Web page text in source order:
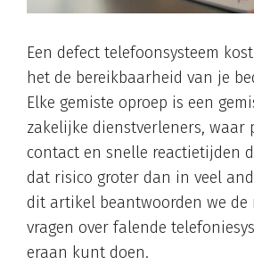
Een defect telefoonsysteem
het de bereikbaarheid van je
Elke gemiste oproep is een
zakelijke dienstverleners, waar
contact en snelle reactietijden
dat risico groter dan in veel
dit artikel beantwoorden we de
vragen over falende
eraan kunt doen.